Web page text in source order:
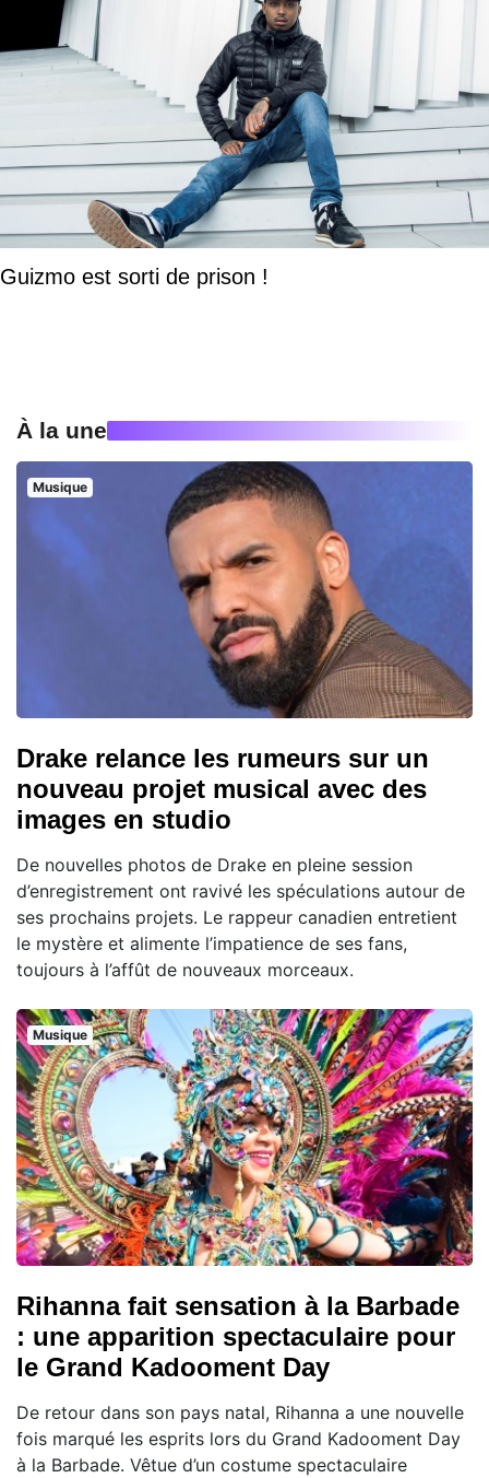
Guizmo est sorti de prison !
À la une
Musique
Drake relance les rumeurs sur un
nouveau projet musical avec des
images en studio
De nouvelles photos de Drake en pleine session
d’enregistrement ont ravivé les spéculations autour de
ses prochains projets. Le rappeur canadien entretient
le mystère et alimente l’impatience de ses fans,
toujours à l’affût de nouveaux morceaux.
Musique
Rihanna fait sensation à la Barbade
: une apparition spectaculaire pour
le Grand Kadooment Day
De retour dans son pays natal, Rihanna a une nouvelle
fois marqué les esprits lors du Grand Kadooment Day
à la Barbade. Vêtue d’un costume spectaculaire